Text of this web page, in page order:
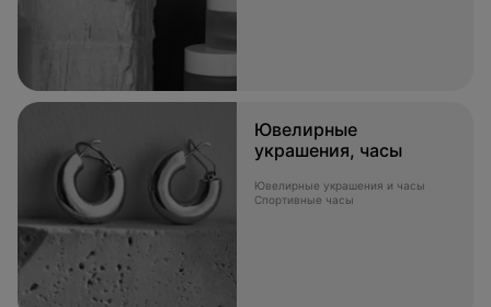
Ювелирные
украшения, часы
Ювелирные украшения и часы
Спортивные часы